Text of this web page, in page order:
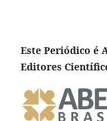
Este Periódico é
Editores